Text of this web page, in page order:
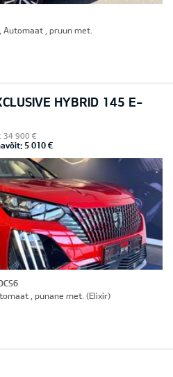
Automaat , pruun met.
HYBRID 145 E-
34 900 €
5 010 €
, punane met. (Elixir)